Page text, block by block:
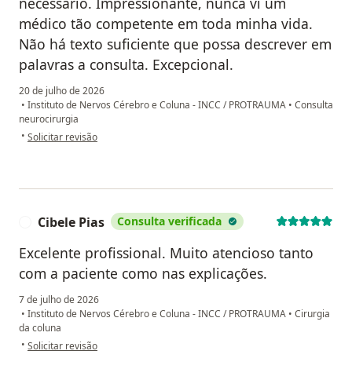
médico tão competente em toda minha vida.
Não há texto suficiente que possa descrever em
palavras a consulta. Excepcional.
20 de julho de 2026
• Instituto de Nervos Cérebro e Coluna - INCC / PROTRAUMA • Consulta
neurocirurgia
• na opinião do utilizador G.W.
Solicitar revisão
Cibele Pias Consulta verificada
Excelente profissional. Muito atencioso tanto
com a paciente como nas explicações.
7 de julho de 2026
• Instituto de Nervos Cérebro e Coluna - INCC / PROTRAUMA • Cirurgia
da coluna
• na opinião do utilizador Cibele Pias
Solicitar revisão